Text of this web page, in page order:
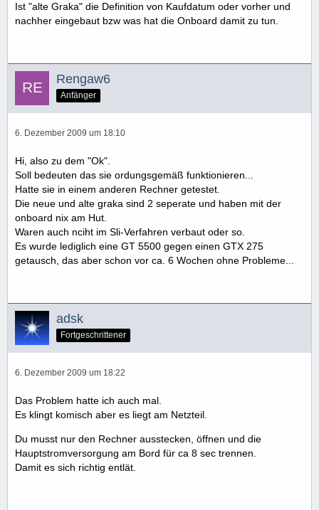
Ist "alte Graka" die Definition von Kaufdatum oder vorher und
nachher eingebaut bzw was hat die Onboard damit zu tun.
Rengaw6
Anfänger
6. Dezember 2009 um 18:10
Hi, also zu dem "Ok".
Soll bedeuten das sie ordungsgemäß funktionieren...
Hatte sie in einem anderen Rechner getestet.
Die neue und alte graka sind 2 seperate und haben mit der
onboard nix am Hut.
Waren auch nciht im Sli-Verfahren verbaut oder so.
Es wurde lediglich eine GT 5500 gegen einen GTX 275
getausch, das aber schon vor ca. 6 Wochen ohne Probleme...
adsk
Fortgeschrittener
6. Dezember 2009 um 18:22
Das Problem hatte ich auch mal.
Es klingt komisch aber es liegt am Netzteil.
Du musst nur den Rechner ausstecken, öffnen und die
Hauptstromversorgung am Bord für ca 8 sec trennen.
Damit es sich richtig entlät.